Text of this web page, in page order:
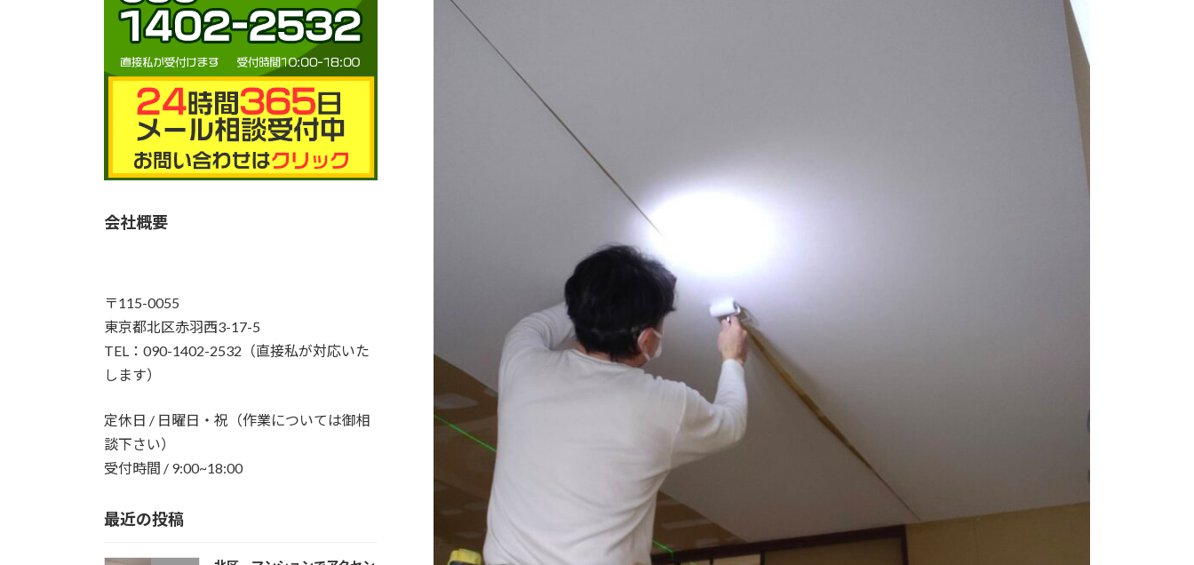
会社概要
〒115-0055
東京都北区赤羽西3-17-5
TEL：090-1402-2532（直接私が対応いた
します）
定休日 / 日曜日・祝（作業については御相
談下さい）
受付時間 / 9:00~18:00
最近の投稿